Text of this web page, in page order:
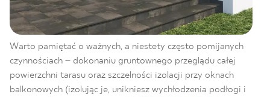
Warto pamiętać o ważnych, a niestety często pomijanych
czynnościach – dokonaniu gruntownego przeglądu całej
powierzchni tarasu oraz szczelności izolacji przy oknach
balkonowych (izolując je, unikniesz wychłodzenia podłogi i